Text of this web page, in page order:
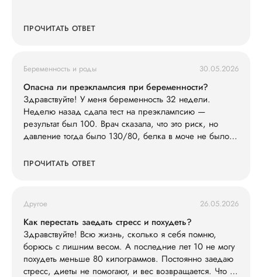
ПРОЧИТАТЬ ОТВЕТ
Беременность и роды 30.05.2026
Опасна ли преэклампсия при беременности?
Здравствуйте! У меня беременность 32 недели.
Неделю назад сдала тест на преэклампсию —
результат был 100. Врач сказала, что это риск, но
давление тогда было 130/80, белка в моче не было.
жмут), голова побаливает, но терпимо, давление дома
ПРОЧИТАТЬ ОТВЕТ
Другое 26.05.2026
Как перестать заедать стресс и похудеть?
Здравствуйте! Всю жизнь, сколько я себя помню,
борюсь с лишним весом. А последние лет 10 не могу
похудеть меньше 80 килограммов. Постоянно заедаю
стресс, диеты не помогают, и вес возвращается. Что со